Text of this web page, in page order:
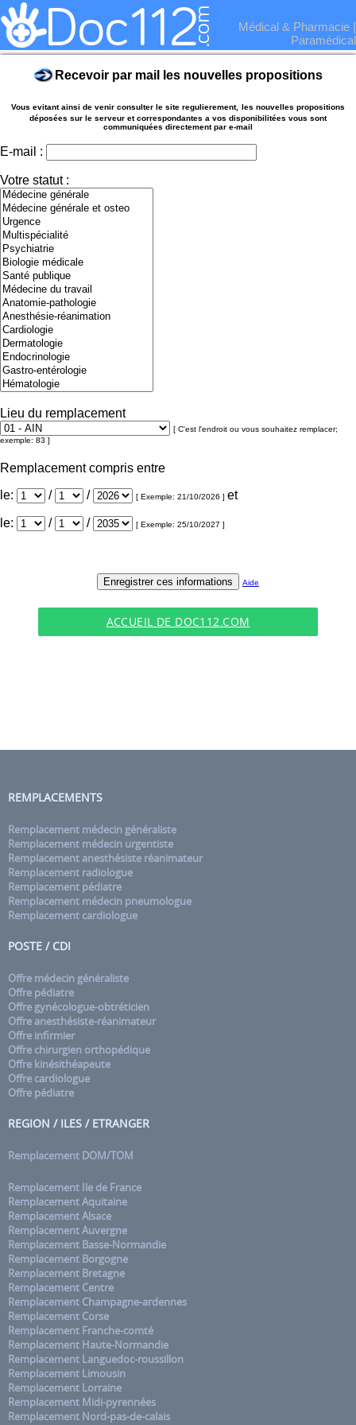
Médical & Pharmacie |
Paramédical
Recevoir par mail les nouvelles propositions
Vous evitant ainsi de venir consulter le site regulierement, les nouvelles propositions
déposées sur le serveur et correspondantes a vos disponibilitées vous sont
communiquées directement par e-mail
E-mail :
Votre statut :
Lieu du remplacement
[ C'est l'endroit ou vous souhaitez remplacer;
exemple: 83 ]
Remplacement compris entre
le:
/ / [ Exemple: 21/10/2026 ] et
le: / / [ Exemple: 25/10/2027 ]
Aide
ACCUEIL DE DOC112.COM
REMPLACEMENTS
Remplacement médecin généraliste
Remplacement médecin urgentiste
Remplacement anesthésiste réanimateur
Remplacement radiologue
Remplacement pédiatre
Remplacement médecin pneumologue
Remplacement cardiologue
POSTE / CDI
Offre médecin généraliste
Offre pédiatre
Offre gynécologue-obtréticien
Offre anesthésiste-réanimateur
Offre infirmier
Offre chirurgien orthopédique
Offre kinésithéapeute
Offre cardiologue
Offre pédiatre
REGION / ILES / ETRANGER
Remplacement DOM/TOM
Remplacement Ile de France
Remplacement Aquitaine
Remplacement Alsace
Remplacement Auvergne
Remplacement Basse-Normandie
Remplacement Borgogne
Remplacement Bretagne
Remplacement Centre
Remplacement Champagne-ardennes
Remplacement Corse
Remplacement Franche-comté
Remplacement Haute-Normandie
Remplacement Languedoc-roussillon
Remplacement Limousin
Remplacement Lorraine
Remplacement Midi-pyrennées
Remplacement Nord-pas-de-calais